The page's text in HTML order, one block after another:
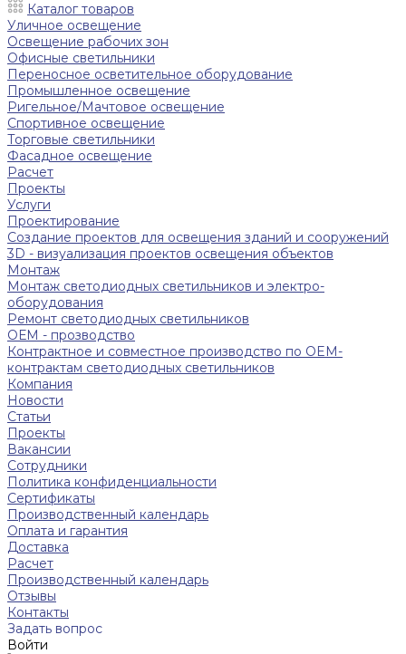
Каталог товаров
Уличное освещение
Освещение рабочих зон
Офисные светильники
Переносное осветительное оборудование
Промышленное освещение
Ригельное/Мачтовое освещение
Спортивное освещение
Торговые светильники
Фасадное освещение
Расчет
Проекты
Услуги
Проектирование
Создание проектов для освещения зданий и сооружений
3D - визуализация проектов освещения объектов
Монтаж
Монтаж светодиодных светильников и электро-
оборудования
Ремонт светодиодных светильников
ОЕМ - прозводство
Контрактное и совместное производство по OEM-
контрактам светодиодных светильников
Компания
Новости
Статьи
Проекты
Вакансии
Сотрудники
Политика конфиденциальности
Сертификаты
Производственный календарь
Оплата и гарантия
Доставка
Расчет
Производственный календарь
Отзывы
Контакты
Задать вопрос
Войти